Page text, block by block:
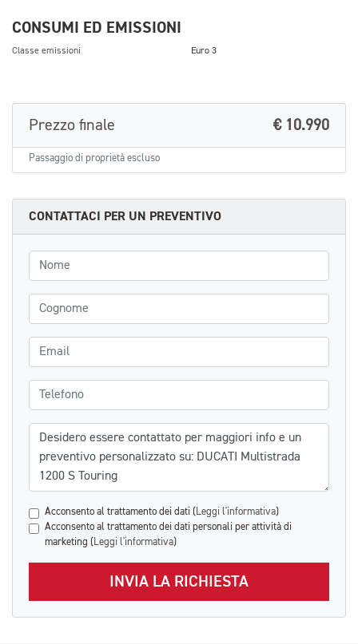
CONSUMI ED EMISSIONI
Classe emissioni Euro 3
Prezzo finale € 10.990
Passaggio di proprietà escluso
CONTATTACI PER UN PREVENTIVO
Nome
Cognome
Email
Telefono
Messaggio
Acconsento al trattamento dei dati ( Leggi l'informativa)
Acconsento al trattamento dei dati personali per attività di
marketing ( Leggi l'informativa)
INVIA LA RICHIESTA